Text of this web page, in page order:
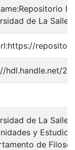
de La Salle
hdl.handle.net/
de La Salle.
y
de